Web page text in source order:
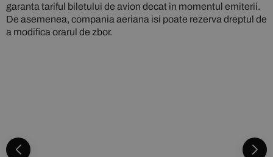
garanta tariful biletului de avion decat in momentul emiterii.
De asemenea, compania aeriana isi poate rezerva dreptul de
a modifica orarul de zbor.